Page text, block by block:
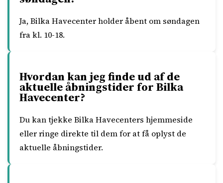
Ja, Bilka Havecenter holder åbent om søndagen
fra kl. 10-18.
Hvordan kan jeg finde ud af de
aktuelle åbningstider for Bilka
Havecenter?
Du kan tjekke Bilka Havecenters hjemmeside
eller ringe direkte til dem for at få oplyst de
aktuelle åbningstider.